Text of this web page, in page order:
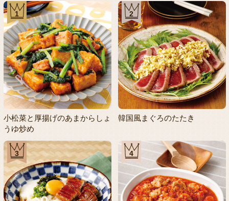
1
小松菜と厚揚げのあまからしょ
うゆ炒め
2
韓国風まぐろのたたき
3 4